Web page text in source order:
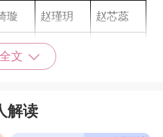
璇 赵瑾玥 赵芯蕊
曼 赵静逸
薇
文
解读